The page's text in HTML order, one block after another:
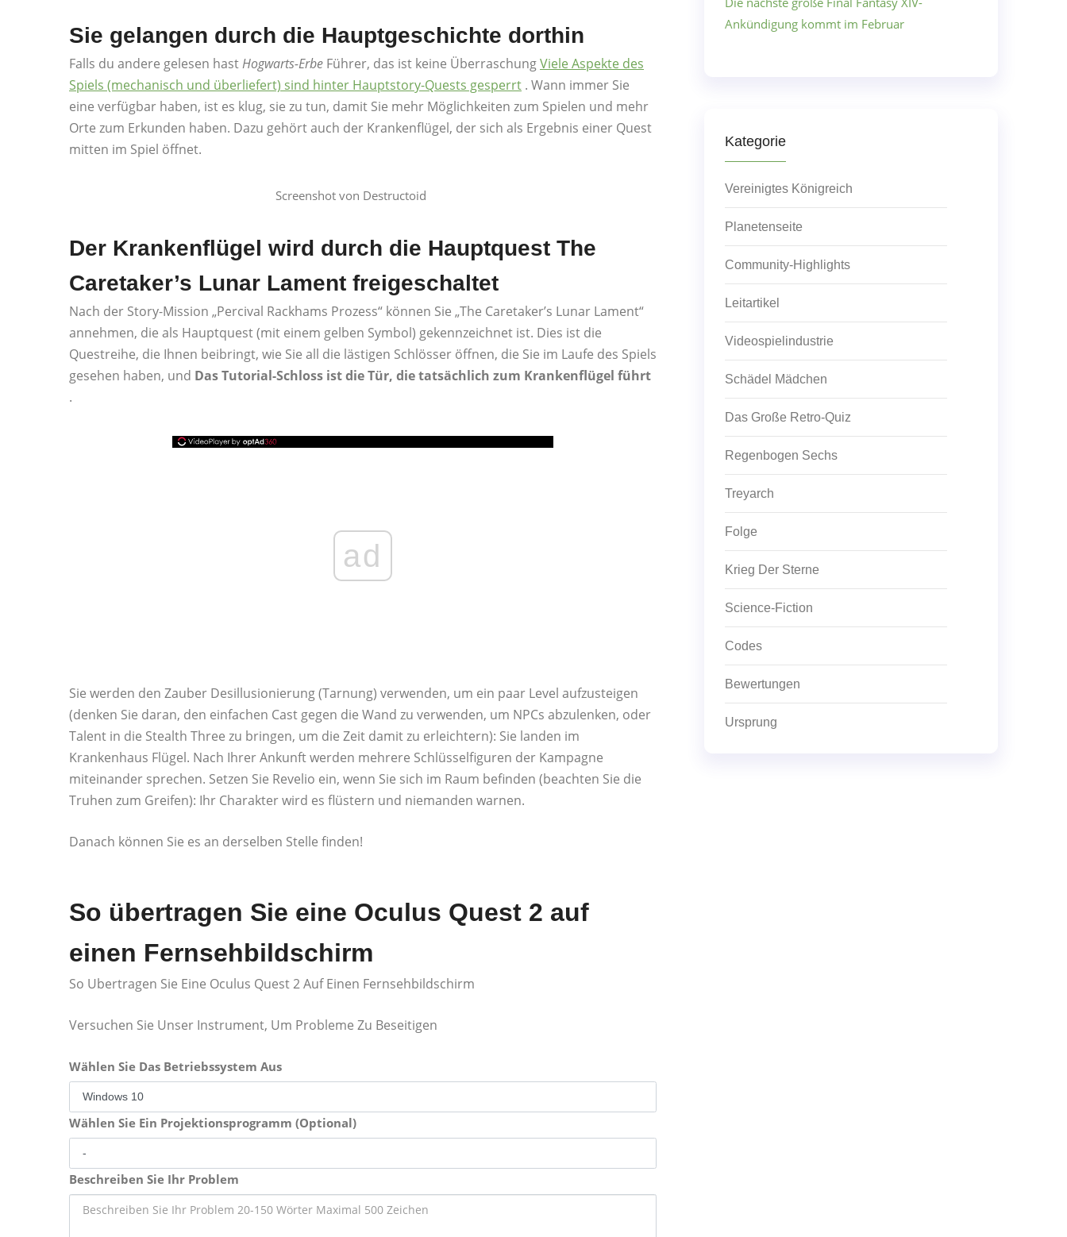
Sie gelangen durch die Hauptgeschichte dorthin
Falls du andere gelesen hastHogwarts-Erbe Führer, das ist keine ÜberraschungViele Aspekte des
Spiels (mechanisch und überliefert) sind hinter Hauptstory-Quests gesperrt . Wann immer Sie
eine verfügbar haben, ist es klug, sie zu tun, damit Sie mehr Möglichkeiten zum Spielen und mehr
Orte zum Erkunden haben. Dazu gehört auch der Krankenflügel, der sich als Ergebnis einer Quest
mitten im Spiel öffnet.
Screenshot von Destructoid
Der Krankenflügel wird durch die Hauptquest The
Caretaker’s Lunar Lament freigeschaltet
Nach der Story-Mission „Percival Rackhams Prozess“ können Sie „The Caretaker’s Lunar Lament“
annehmen, die als Hauptquest (mit einem gelben Symbol) gekennzeichnet ist. Dies ist die
Questreihe, die Ihnen beibringt, wie Sie all die lästigen Schlösser öffnen, die Sie im Laufe des Spiels
gesehen haben, und Das Tutorial-Schloss ist die Tür, die tatsächlich zum Krankenflügel führt
.
ad
Sie werden den Zauber Desillusionierung (Tarnung) verwenden, um ein paar Level aufzusteigen
(denken Sie daran, den einfachen Cast gegen die Wand zu verwenden, um NPCs abzulenken, oder
Talent in die Stealth Three zu bringen, um die Zeit damit zu erleichtern): Sie landen im
Krankenhaus Flügel. Nach Ihrer Ankunft werden mehrere Schlüsselfiguren der Kampagne
miteinander sprechen. Setzen Sie Revelio ein, wenn Sie sich im Raum befinden (beachten Sie die
Truhen zum Greifen): Ihr Charakter wird es flüstern und niemanden warnen.
Danach können Sie es an derselben Stelle finden!
So übertragen Sie eine Oculus Quest 2 auf
einen Fernsehbildschirm
So Ubertragen Sie Eine Oculus Quest 2 Auf Einen Fernsehbildschirm
Versuchen Sie Unser Instrument, Um Probleme Zu Beseitigen
Wählen Sie Das Betriebssystem Aus
Wählen Sie Ein Projektionsprogramm (Optional)
Beschreiben Sie Ihr Problem
Ankündigung kommt im Februar
Kategorie
Vereinigtes Königreich
Planetenseite
Community-Highlights
Leitartikel
Videospielindustrie
Schädel Mädchen
Das Große Retro-Quiz
Regenbogen Sechs
Treyarch
Folge
Krieg Der Sterne
Science-Fiction
Codes
Bewertungen
Ursprung